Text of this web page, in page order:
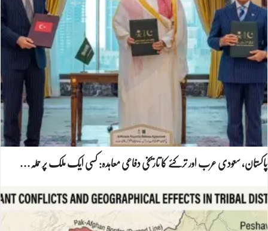
پاکستان، سعودی عرب اور ترکئے کا تاریخی دفاعی معاہدہ: کسی ایک ملک پر حملہ…